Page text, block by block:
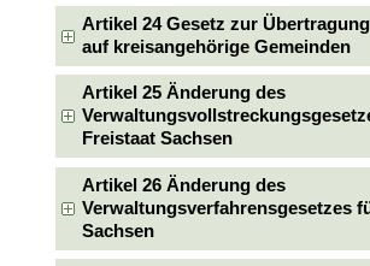
Artikel 24 Gesetz zur
auf kreisangehörige Gemeinden
Artikel 25 Änderung des
Freistaat Sachsen
Artikel 26 Änderung des
Verwaltungsverfahrensgesetzes
Sachsen